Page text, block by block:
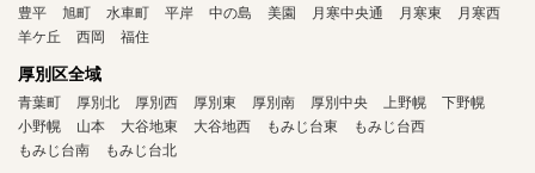
豊平 旭町 水車町 平岸 中の島 美園 月寒中央通 月寒東
月寒西
羊ケ丘
西岡 福住
厚別区全域
青葉町 厚別北 厚別西 厚別東 厚別南 厚別中央 上野幌
下野幌
小野幌
山本 大谷地東 大谷地西 もみじ台東
もみじ台西
もみじ台南
もみじ台北